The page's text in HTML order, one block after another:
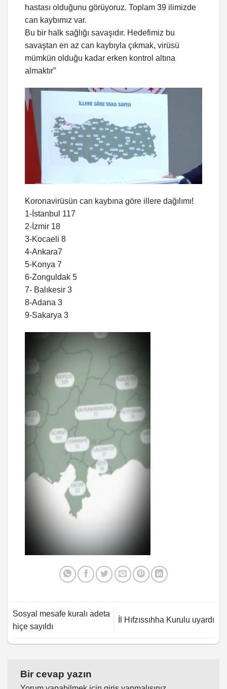
hastası olduğunu görüyoruz. Toplam 39 ilimizde
can kaybımız var.
Bu bir halk sağlığı savaşıdır. Hedefimiz bu
savaştan en az can kaybıyla çıkmak, virüsü
mümkün olduğu kadar erken kontrol altına
almaktır”
Koronavirüsün can kaybına göre illere dağılımı!
1-İstanbul 117
2-İzmir 18
3-Kocaeli 8
4-Ankara7
5-Konya 7
6-Zonguldak 5
7- Balıkesir 3
8-Adana 3
9-Sakarya 3
Sosyal mesafe kuralı adeta
hiçe sayıldı
İl Hıfzıssıhha Kurulu uyardı
Bir cevap yazın